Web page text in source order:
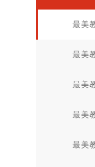
最美
最美
最美
最美
最美